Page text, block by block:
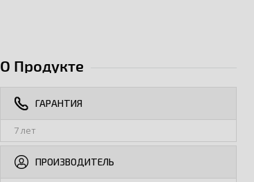
О Продукте
ГАРАНТИЯ
7 лет
ПРОИЗВОДИТЕЛЬ